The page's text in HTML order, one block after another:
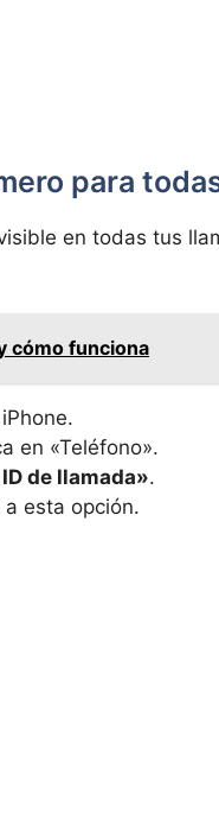
para
en todas tus
cómo funciona
en «Teléfono».
de llamada».
esta opción.